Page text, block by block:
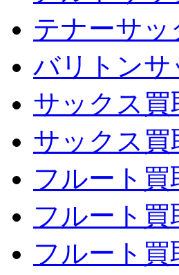
テナーサッ
バリトンサ
サックス買
サックス買
フルート買
フルート
フルート買